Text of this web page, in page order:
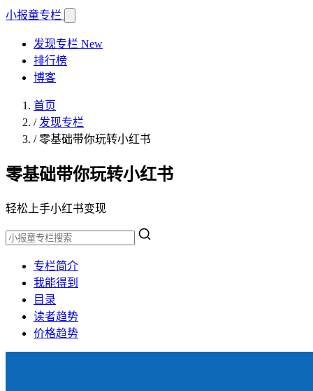
小报童专栏
发现专栏 New
排行榜
博客
首页
/ 发现专栏
/零基础带你玩转小红书
零基础带你玩转小红书
轻松上手小红书变现
专栏简介
我能得到
目录
读者趋势
价格趋势